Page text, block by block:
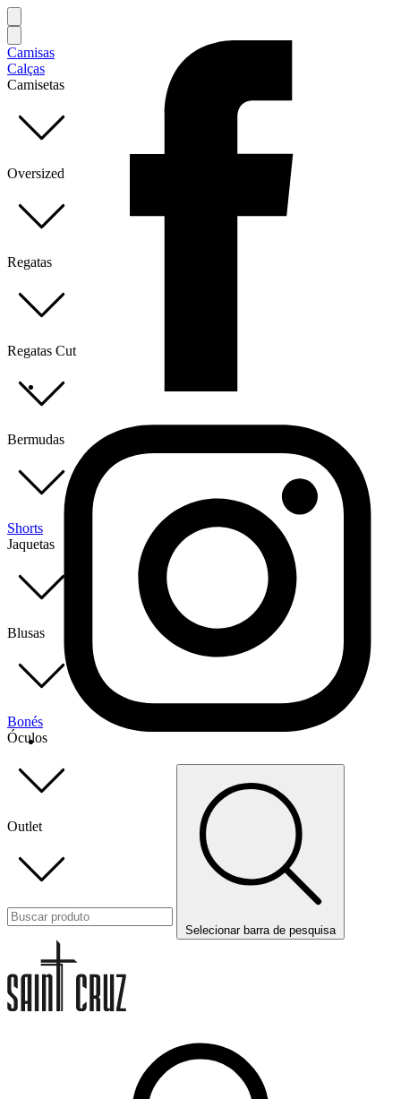
Camisas
Calças
Camisetas
Oversized
Regatas
Regatas Cut
Bermudas
Shorts
Jaquetas
Blusas
Bonés
Óculos
Outlet
Selecionar barra de pesquisa